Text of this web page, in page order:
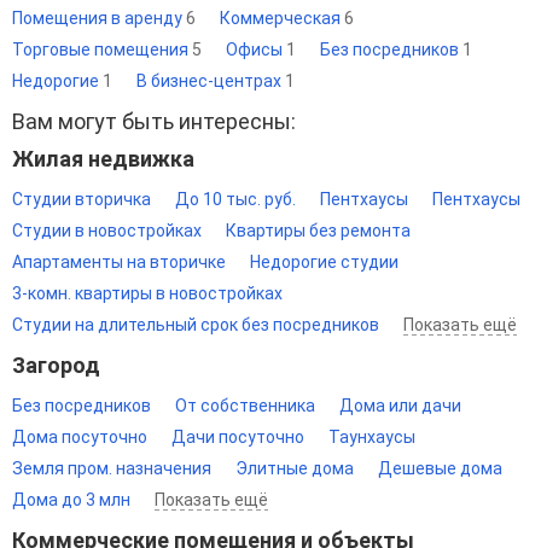
Помещения в аренду6 Коммерческая 6
Торговые помещения 5 Офисы 1 Без посредников 1
Недорогие 1 В бизнес-центрах 1
Вам могут быть интересны:
Жилая недвижка
Студии вторичка До 10 тыс. руб. Пентхаусы
Пентхаусы
Студии в новостройках
Квартиры без ремонта
Апартаменты на вторичке
Недорогие студии
3-комн. квартиры в новостройках
Студии на длительный срок без посредников
Показать ещё
Загород
Без посредников От собственника
Дома или дачи
Дома посуточно
Дачи посуточно
Таунхаусы
Земля пром. назначения
Элитные дома
Дешевые дома
Дома до 3 млн
Показать ещё
Коммерческие помещения и объекты